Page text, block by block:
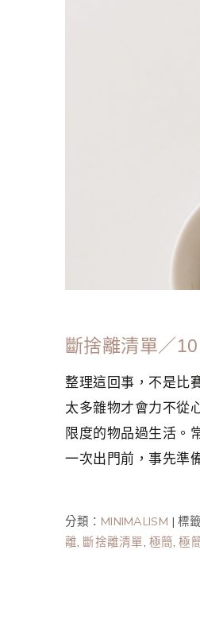
斷捨離清單／
整理這回事，不是比
太多雜物才會力不從
限度的物品過生活。
一次出門前，事先準
分類： MINIMALISM | 標
離, 斷捨離清單, 極簡,極